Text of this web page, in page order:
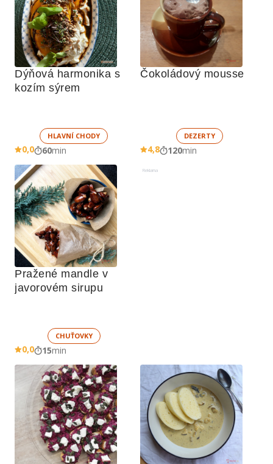
Dýňová harmonika s
kozím sýrem
HLAVNÍ CHODY
0,0 60min
Čokoládový mousse
DEZERTY
4,8 120min
Pražené mandle v
javorovém sirupu
CHUŤOVKY
0,0 15min
Reklama